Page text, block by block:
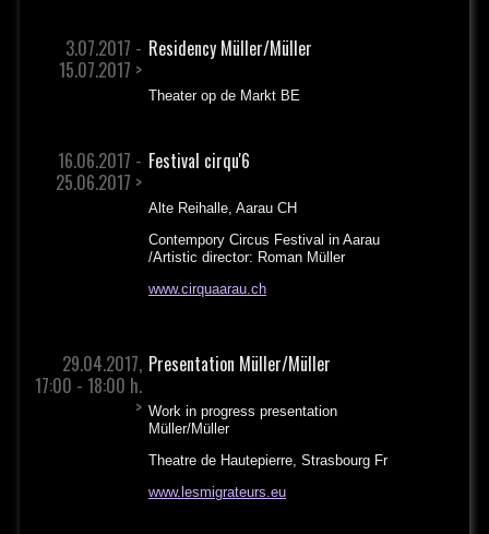
3.07.2017 -
15.07.2017 >
Residency Müller/Müller
Theater op de Markt BE
16.06.2017 -
25.06.2017 >
Festival cirqu'6
Alte Reihalle, Aarau CH
Contempory Circus Festival in Aarau
/Artistic director: Roman Müller
www.cirquaarau.ch
29.04.2017,
17:00 - 18:00 h.
>
Presentation Müller/Müller
Work in progress presentation
Müller/Müller
Theatre de Hautepierre, Strasbourg Fr
www.lesmigrateurs.eu